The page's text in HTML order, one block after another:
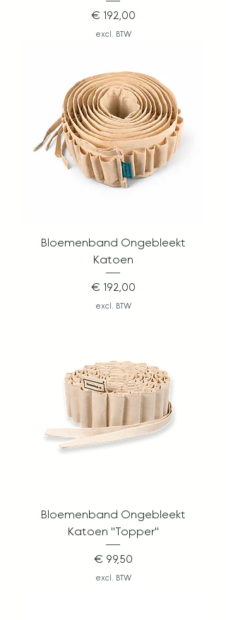
Prijs
€ 192,00
excl. BTW
Bloemenband Ongebleekt
Katoen
Prijs
€ 192,00
excl. BTW
Bloemenband Ongebleekt
Katoen "Topper"
Prijs
€ 99,50
excl. BTW